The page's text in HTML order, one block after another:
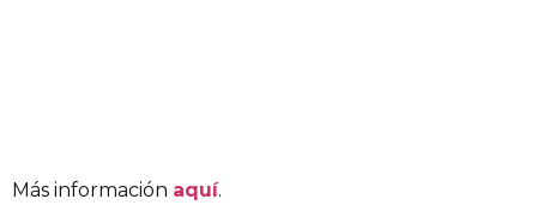
Más información aquí.